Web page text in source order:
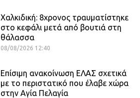
Χαλκιδική: 8χρονος τραυματίστηκε
στο κεφάλι μετά από βουτιά στη
θάλασσα
08/08/2026 12:40
Επίσιμη ανακοίνωση ΕΛΑΣ σχετικά
με το περιστατικό που έλαβε χώρα
στην Αγία Πελαγία